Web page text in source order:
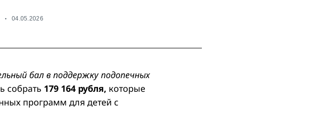
04.05.2026
бал в поддержку подопечных
собрать 179 164 рубля, которые
программ для детей с